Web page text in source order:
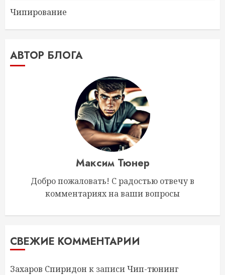
Чипирование
АВТОР БЛОГА
Максим Тюнер
Добро пожаловать! С радостью отвечу в
комментариях на ваши вопросы
СВЕЖИЕ КОММЕНТАРИИ
Захаров Спиридон к записиЧип-тюнинг